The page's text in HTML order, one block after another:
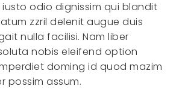
odio dignissim qui blandit
zzril delenit augue duis
nulla facilisi. Nam liber
nobis eleifend option
doming id quod mazim
possim assum.